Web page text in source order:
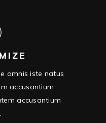
omnis iste natus
accusantium
accusantium